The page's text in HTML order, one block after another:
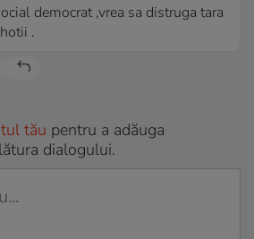
democrat ,vrea sa distruga tara
.
tău pentru a adăuga
dialogului.